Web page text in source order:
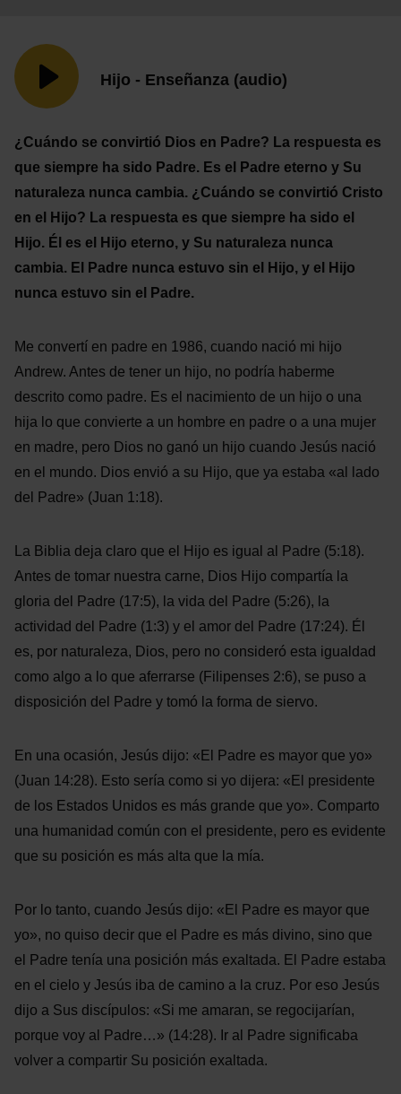
Hijo - Enseñanza (audio)
¿Cuándo se convirtió Dios en Padre? La respuesta es
que siempre ha sido Padre. Es el Padre eterno y Su
naturaleza nunca cambia. ¿Cuándo se convirtió Cristo
en el Hijo? La respuesta es que siempre ha sido el
Hijo. Él es el Hijo eterno, y Su naturaleza nunca
cambia. El Padre nunca estuvo sin el Hijo, y el Hijo
nunca estuvo sin el Padre.
Me convertí en padre en 1986, cuando nació mi hijo
Andrew. Antes de tener un hijo, no podría haberme
descrito como padre. Es el nacimiento de un hijo o una
hija lo que convierte a un hombre en padre o a una mujer
en madre, pero Dios no ganó un hijo cuando Jesús nació
en el mundo. Dios envió a su Hijo, que ya estaba «al lado
del Padre» (Juan 1:18).
La Biblia deja claro que el Hijo es igual al Padre (5:18).
Antes de tomar nuestra carne, Dios Hijo compartía la
gloria del Padre (17:5), la vida del Padre (5:26), la
actividad del Padre (1:3) y el amor del Padre (17:24). Él
es, por naturaleza, Dios, pero no consideró esta igualdad
como algo a lo que aferrarse (Filipenses 2:6), se puso a
disposición del Padre y tomó la forma de siervo.
En una ocasión, Jesús dijo: «El Padre es mayor que yo»
(Juan 14:28). Esto sería como si yo dijera: «El presidente
de los Estados Unidos es más grande que yo». Comparto
una humanidad común con el presidente, pero es evidente
que su posición es más alta que la mía.
Por lo tanto, cuando Jesús dijo: «El Padre es mayor que
yo», no quiso decir que el Padre es más divino, sino que
el Padre tenía una posición más exaltada. El Padre estaba
en el cielo y Jesús iba de camino a la cruz. Por eso Jesús
dijo a Sus discípulos: «Si me amaran, se regocijarían,
porque voy al Padre…» (14:28). Ir al Padre significaba
volver a compartir Su posición exaltada.